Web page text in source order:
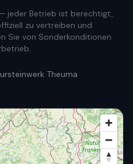
jeder Betrieb ist berechtigt,
zu vertreiben und
Sie von Sonderkonditionen
Theuma